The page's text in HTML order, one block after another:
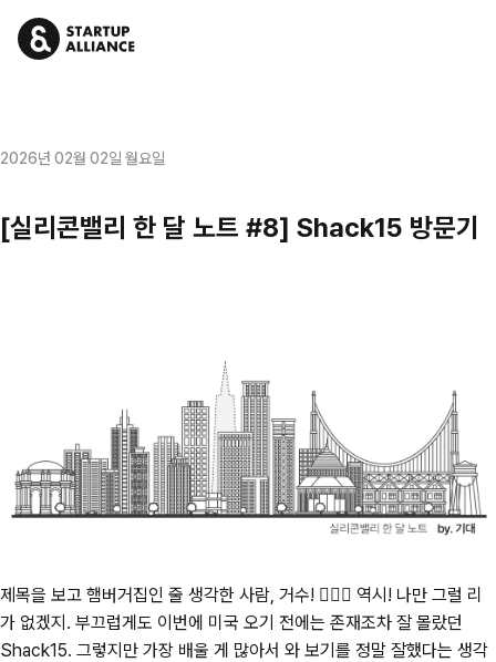
2026년 02월 02일 월요일
[실리콘밸리 한 달 노트 #8] Shack15 방문기
제목을 보고 햄버거집인 줄 생각한 사람, 거수! 🙋🏻‍♂️ 역시! 나만 그럴 리
가 없겠지. 부끄럽게도 이번에 미국 오기 전에는 존재조차 잘 몰랐던
Shack15. 그렇지만 가장 배울 게 많아서 와 보기를 정말 잘했다는 생각